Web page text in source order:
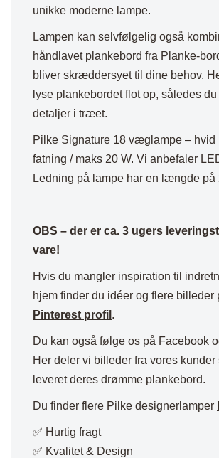
unikke moderne lampe.
Lampen kan selvfølgelig også
håndlavet plankebord fra Planke-
bliver skræddersyet til dine behov.
lyse plankebordet flot op, således
detaljer i træet.
Pilke Signature 18 væglampe – hvid
fatning / maks 20 W. Vi anbefaler
Ledning på lampe har en længde på
OBS – der er ca. 3 ugers
vare!
Hvis du mangler inspiration til
hjem finder du idéer og flere billeder
Pinterest profil .
Du kan også følge os på Facebook
Her deler vi billeder fra vores kunder
leveret deres drømme plankebord.
Du finder flere Pilke designerlamper
✅ Hurtig fragt
✅ Kvalitet & Design